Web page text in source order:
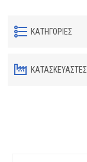
ΚΑΤΗΓΟΡΊΕΣ
ΚΑΤΑΣΚΕΥΑΣΤΈΣ